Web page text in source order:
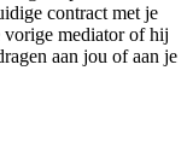
contract met je
vorige mediator of hij
aan jou of aan je